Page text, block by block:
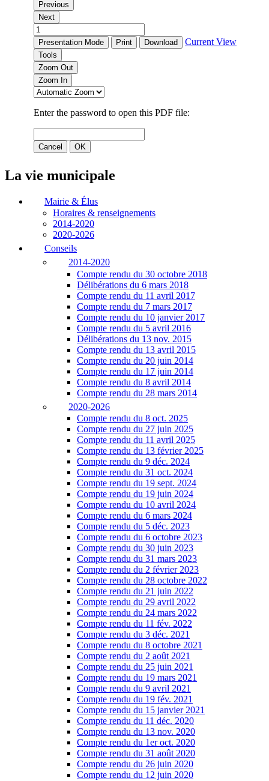
La vie municipale
Mairie & Élus
Horaires & renseignements
2014-2020
2020-2026
Conseils
2014-2020
Compte rendu du 30 octobre 2018
Délibérations du 6 mars 2018
Compte rendu du 11 avril 2017
Compte rendu du 7 mars 2017
Compte rendu du 10 janvier 2017
Compte rendu du 5 avril 2016
Délibérations du 13 nov. 2015
Compte rendu du 13 avril 2015
Compte rendu du 20 juin 2014
Compte rendu du 17 juin 2014
Compte rendu du 8 avril 2014
Compte rendu du 28 mars 2014
2020-2026
Compte rendu du 8 oct. 2025
Compte rendu du 27 juin 2025
Compte rendu du 11 avril 2025
Compte rendu du 13 février 2025
Compte rendu du 9 déc. 2024
Compte rendu du 31 oct. 2024
Compte rendu du 19 sept. 2024
Compte rendu du 19 juin 2024
Compte rendu du 10 avril 2024
Compte rendu du 6 mars 2024
Compte rendu du 5 déc. 2023
Compte rendu du 6 octobre 2023
Compte rendu du 30 juin 2023
Compte rendu du 31 mars 2023
Compte rendu du 2 février 2023
Compte rendu du 28 octobre 2022
Compte rendu du 21 juin 2022
Compte rendu du 29 avril 2022
Compte rendu du 24 mars 2022
Compte rendu du 11 fév. 2022
Compte rendu du 3 déc. 2021
Compte rendu du 8 octobre 2021
Compte rendu du 2 août 2021
Compte rendu du 25 juin 2021
Compte rendu du 19 mars 2021
Compte rendu du 9 avril 2021
Compte rendu du 19 fév. 2021
Compte rendu du 15 janvier 2021
Compte rendu du 11 déc. 2020
Compte rendu du 13 nov. 2020
Compte rendu du 1er oct. 2020
Compte rendu du 31 août 2020
Compte rendu du 26 juin 2020
Compte rendu du 12 juin 2020